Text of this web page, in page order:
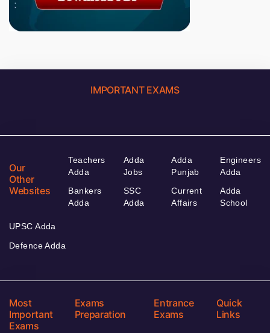
IMPORTANT EXAMS
Our
Other
Websites
Teachers
Adda
Bankers
Adda
Adda
Jobs
SSC
Adda
Adda
Punjab
Current
Affairs
Engineers
Adda
Adda
School
UPSC Adda
Defence Adda
Most
Important
Exams
Exams
Preparation
Entrance
Exams
Quick
Links